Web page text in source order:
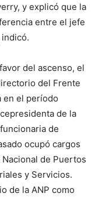
y explicó que la
entre el jefe
indicó.
del ascenso, el
del Frente
en el período
de la
de
ocupó cargos
de Puertos
y Servicios.
de la ANP como